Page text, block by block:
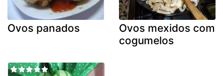
Ovos panados
Ovos mexidos com
cogumelos